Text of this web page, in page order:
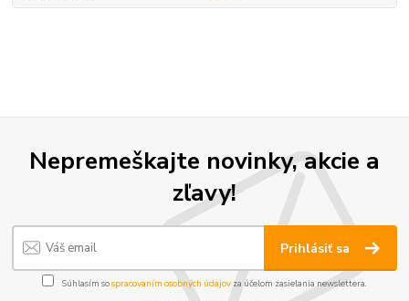
Nepremeškajte novinky, akcie a
zľavy!
Prihlásiť sa
Súhlasím sospracovaním osobných údajov za účelom zasielania newslettera.